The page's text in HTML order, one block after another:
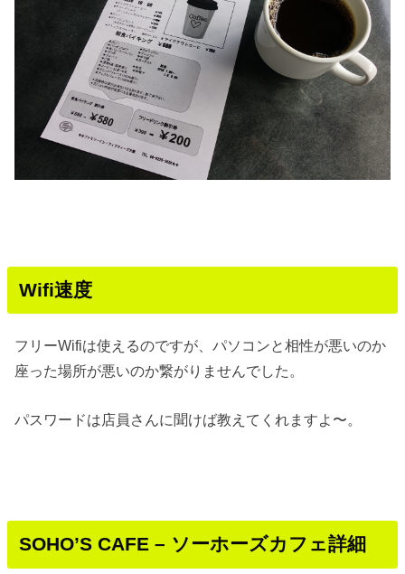
Wifi速度
フリーWifiは使えるのですが、パソコンと相性が悪いのか
座った場所が悪いのか繋がりませんでした。
パスワードは店員さんに聞けば教えてくれますよ〜。
SOHO’S CAFE – ソーホーズカフェ詳細